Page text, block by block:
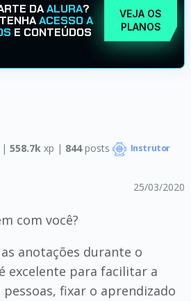
DAALURA?
ACESSO A
E CONTEÚDOS
VEJA OS
PLANOS
| 558.7k xp | 844posts Instrutor
25/03/2020
com você?
anotações durante o
excelente para facilitar a
fixar o aprendizado